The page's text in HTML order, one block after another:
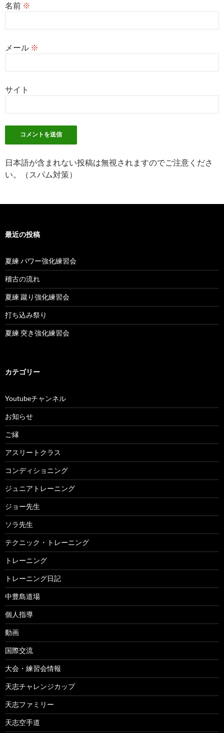
名前 ※
メール ※
サイト
日本語が含まれない投稿は無視されますのでご注意くださ
い。（スパム対策）
最近の投稿
夏練 パワー強化練習会
稽古の流れ
夏練 蹴り強化練習会
打ち込み祭り
夏練 突き強化練習会
カテゴリー
Youtubeチャンネル
お知らせ
ご縁
アスリートクラス
コンディショニング
ジュニアトレーニング
ジョー先生
ソラ先生
テクニック・トレーニング
トレーニング
トレーニング日記
中豊島道場
個人指導
動画
国際交流
大会・練習会情報
天志チャレンジカップ
天志ファミリー
天志空手道